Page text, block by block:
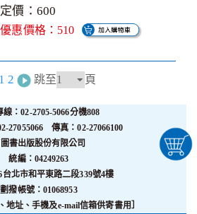
定價：600
優惠價格：510
1 2 跳至 頁
線：02-2705-5066分機808
27055066 傳真：02-27066100
書出版股份有限公司
統編：04249263
台北市和平東路二段339號4樓
劃撥帳號：01068953
地址、手機及e-mail信箱供寄書用］